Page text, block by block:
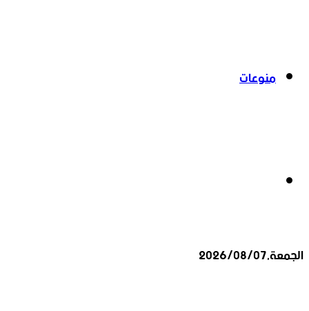
منوعات
الجمعة,2026/08/07